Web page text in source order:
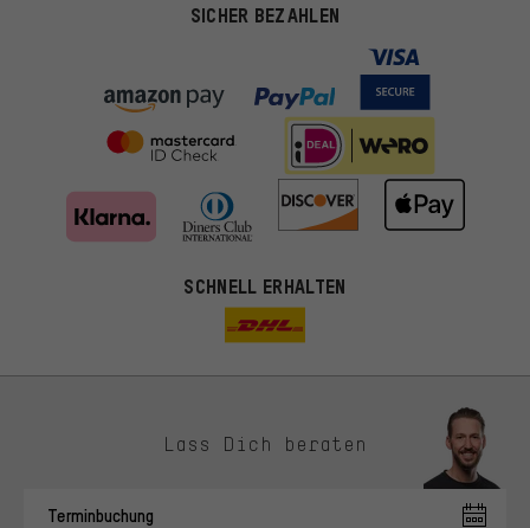
SICHER BEZAHLEN
SCHNELL ERHALTEN
Lass Dich beraten
Terminbuchung
Du bekommst, statt zufälliger Werbung, genauer passende